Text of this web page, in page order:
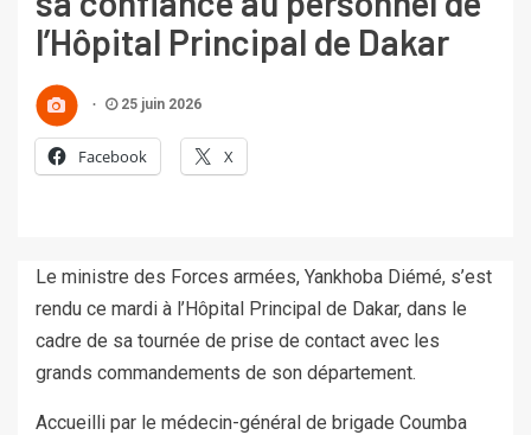
l’Hôpital Principal de Dakar
25 juin 2026
Facebook X
Le ministre des Forces armées, Yankhoba Diémé, s’est
rendu ce mardi à l’Hôpital Principal de Dakar, dans le
cadre de sa tournée de prise de contact avec les
grands commandements de son département.
Accueilli par le médecin-général de brigade Coumba